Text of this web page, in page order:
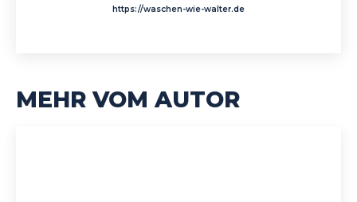
https://waschen-wie-walter.de
MEHR VOM AUTOR